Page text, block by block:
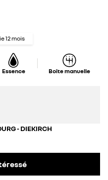
12 mois
Essence Boîte manuelle
- DIEKIRCH